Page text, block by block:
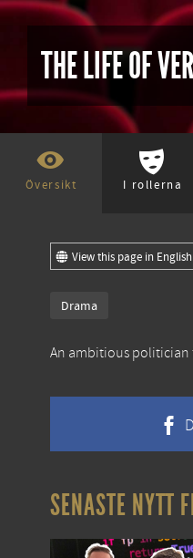
THE LIFE OF
Översikt I rollerna
View this page in
Drama
An ambitious politician
SENASTE NYTT